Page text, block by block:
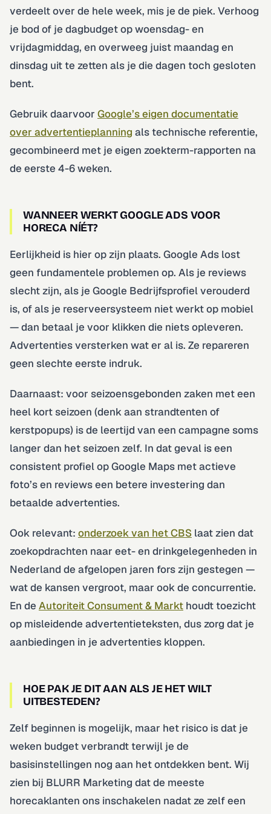
verdeelt over de hele week, mis je de piek. Verhoog
je bod of je dagbudget op woensdag- en
vrijdagmiddag, en overweeg juist maandag en
dinsdag uit te zetten als je die dagen toch gesloten
bent.
Gebruik daarvoor Google’s eigen documentatie
over advertentieplanning als technische referentie,
gecombineerd met je eigen zoekterm-rapporten na
de eerste 4-6 weken.
WANNEER WERKT GOOGLE ADS VOOR
HORECA NÍÉT?
Eerlijkheid is hier op zijn plaats. Google Ads lost
geen fundamentele problemen op. Als je reviews
slecht zijn, als je Google Bedrijfsprofiel verouderd
is, of als je reserveersysteem niet werkt op mobiel
— dan betaal je voor klikken die niets opleveren.
Advertenties versterken wat er al is. Ze repareren
geen slechte eerste indruk.
Daarnaast: voor seizoensgebonden zaken met een
heel kort seizoen (denk aan strandtenten of
kerstpopups) is de leertijd van een campagne soms
langer dan het seizoen zelf. In dat geval is een
consistent profiel op Google Maps met actieve
foto’s en reviews een betere investering dan
betaalde advertenties.
Ook relevant: onderzoek van het CBS laat zien dat
zoekopdrachten naar eet- en drinkgelegenheden in
Nederland de afgelopen jaren fors zijn gestegen —
wat de kansen vergroot, maar ook de concurrentie.
En de Autoriteit Consument & Markt houdt toezicht
op misleidende advertentieteksten, dus zorg dat je
aanbiedingen in je advertenties kloppen.
HOE PAK JE DIT AAN ALS JE HET WILT
UITBESTEDEN?
Zelf beginnen is mogelijk, maar het risico is dat je
weken budget verbrandt terwijl je de
basisinstellingen nog aan het ontdekken bent. Wij
zien bij BLURR Marketing dat de meeste
horecaklanten ons inschakelen nadat ze zelf een